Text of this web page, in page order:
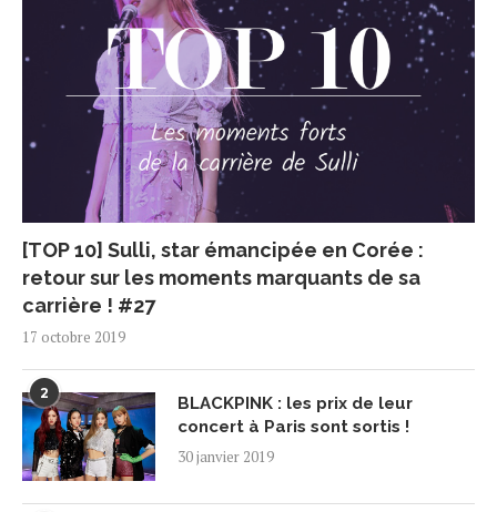
[TOP 10] Sulli, star émancipée en Corée :
retour sur les moments marquants de sa
carrière ! #27
17 octobre 2019
2
BLACKPINK : les prix de leur
concert à Paris sont sortis !
30 janvier 2019